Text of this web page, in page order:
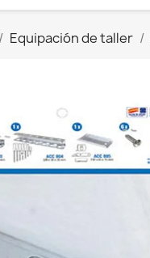
Equipación de taller